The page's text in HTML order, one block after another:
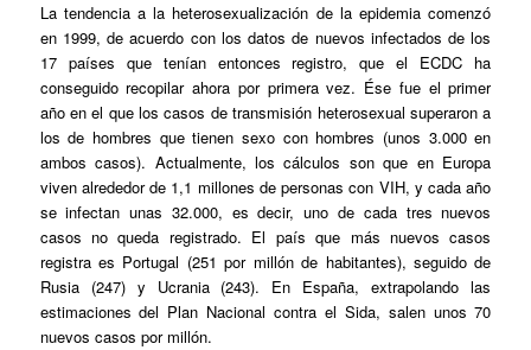
La tendencia a la heterosexualización de la epidemia comenzó
en 1999, de acuerdo con los datos de nuevos infectados de los
17 países que tenían entonces registro, que el ECDC ha
conseguido recopilar ahora por primera vez. Ése fue el primer
año en el que los casos de transmisión heterosexual superaron a
los de hombres que tienen sexo con hombres (unos 3.000 en
ambos casos). Actualmente, los cálculos son que en Europa
viven alrededor de 1,1 millones de personas con VIH, y cada año
se infectan unas 32.000, es decir, uno de cada tres nuevos
casos no queda registrado. El país que más nuevos casos
registra es Portugal (251 por millón de habitantes), seguido de
Rusia (247) y Ucrania (243). En España, extrapolando las
estimaciones del Plan Nacional contra el Sida, salen unos 70
nuevos casos por millón.